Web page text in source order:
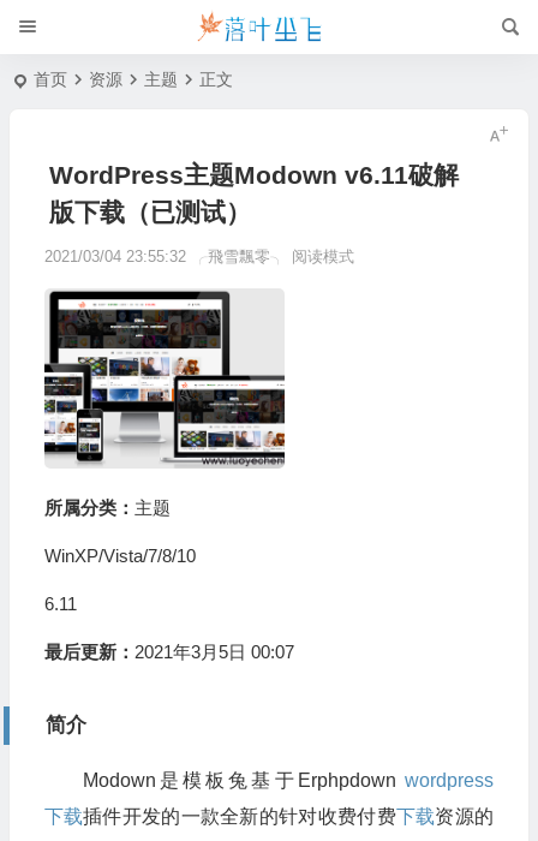
首页 资源 主题 正文
WordPress主题Modown v6.11破解
版下载（已测试）
2021/03/04 23:55:32 ╭飛雪飄零╮ 阅读模式
所属分类： 主题
WinXP/Vista/7/8/10
6.11
最后更新： 2021年3月5日 00:07
简介
Modown是模板兔基于Erphpdown wordpress
下载插件开发的一款全新的针对收费付费下载资源的